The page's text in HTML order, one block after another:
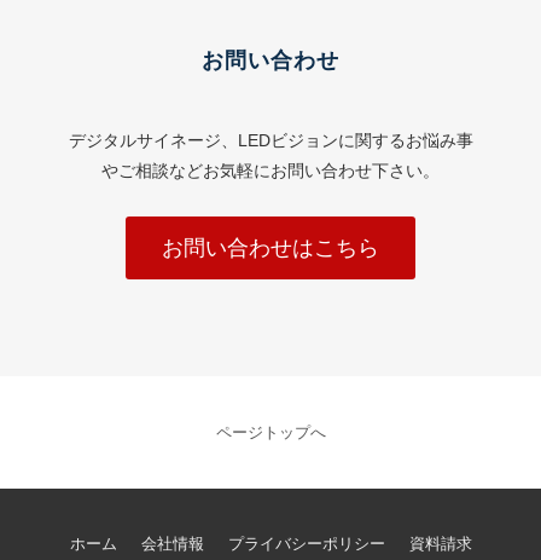
お問い合わせ
デジタルサイネージ、LEDビジョンに関するお悩み事
やご相談などお気軽にお問い合わせ下さい。
お問い合わせはこちら
ページトップへ
ホーム 会社情報 プライバシーポリシー 資料請求